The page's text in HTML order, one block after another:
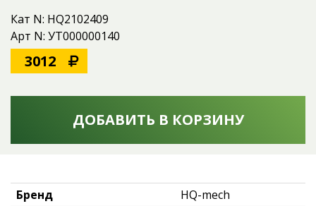
Кат N: HQ2102409
Арт N: УТ000000140
3012
ДОБАВИТЬ В КОРЗИНУ
Бренд
HQ-mech